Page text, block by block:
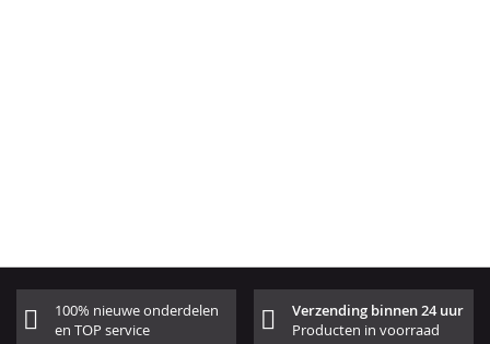
100% nieuwe onderdelen
en TOP service
Verzending binnen 24 uur
Producten in voorraad